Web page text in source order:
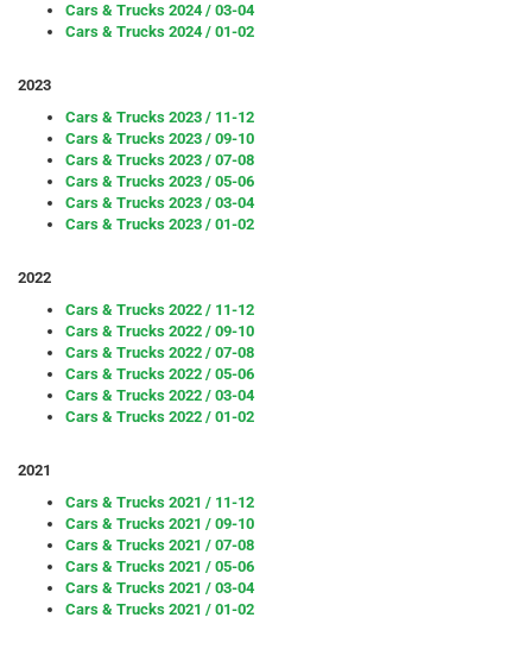
Cars & Trucks 2024 / 03-04
Cars & Trucks 2024 / 01-02
2023
Cars & Trucks 2023 / 11-12
Cars & Trucks 2023 / 09-10
Cars & Trucks 2023 / 07-08
Cars & Trucks 2023 / 05-06
Cars & Trucks 2023 / 03-04
Cars & Trucks 2023 / 01-02
2022
Cars & Trucks 2022 / 11-12
Cars & Trucks 2022 / 09-10
Cars & Trucks 2022 / 07-08
Cars & Trucks 2022 / 05-06
Cars & Trucks 2022 / 03-04
Cars & Trucks 2022 / 01-02
2021
Cars & Trucks 2021 / 11-12
Cars & Trucks 2021 / 09-10
Cars & Trucks 2021 / 07-08
Cars & Trucks 2021 / 05-06
Cars & Trucks 2021 / 03-04
Cars & Trucks 2021 / 01-02